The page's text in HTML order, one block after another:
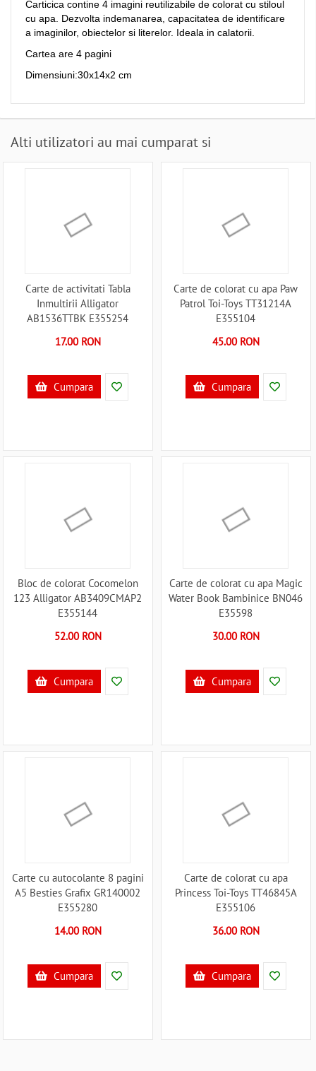
Carticica contine 4 imagini reutilizabile de colorat cu stiloul
cu apa. Dezvolta indemanarea, capacitatea de identificare
a imaginilor, obiectelor si literelor. Ideala in calatorii.
Cartea are 4 pagini
Dimensiuni:30x14x2 cm
Alti utilizatori au mai cumparat si
Carte de activitati Tabla
Inmultirii Alligator
AB1536TTBK E355254
17.00 RON
Cumpara
Carte de colorat cu apa Paw
Patrol Toi-Toys TT31214A
E355104
45.00 RON
Cumpara
Bloc de colorat Cocomelon
123 Alligator AB3409CMAP2
E355144
52.00 RON
Cumpara
Carte de colorat cu apa Magic
Water Book Bambinice BN046
E35598
30.00 RON
Cumpara
Carte cu autocolante 8 pagini
A5 Besties Grafix GR140002
E355280
14.00 RON
Cumpara
Carte de colorat cu apa
Princess Toi-Toys TT46845A
E355106
36.00 RON
Cumpara